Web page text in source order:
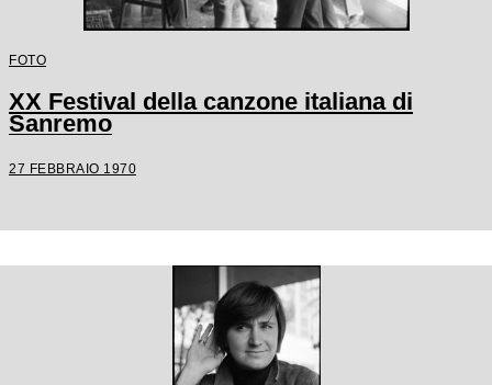
FOTO
XX Festival della canzone italiana di
Sanremo
27 FEBBRAIO 1970